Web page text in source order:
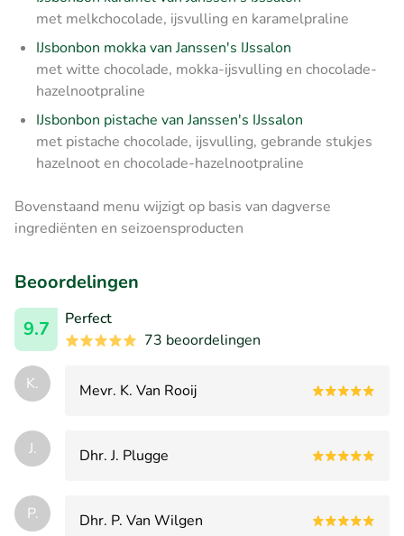
met melkchocolade, ijsvulling en karamelpraline
IJsbonbon mokka van Janssen's IJssalon
met witte chocolade, mokka-ijsvulling en chocolade-
hazelnootpraline
IJsbonbon pistache van Janssen's IJssalon
met pistache chocolade, ijsvulling, gebrande stukjes
hazelnoot en chocolade-hazelnootpraline
Bovenstaand menu wijzigt op basis van dagverse
ingrediënten en seizoensproducten
Beoordelingen
9.7
Perfect
73 beoordelingen
K. Mevr. K. Van Rooij
J. Dhr. J. Plugge
P. Dhr. P. Van Wilgen